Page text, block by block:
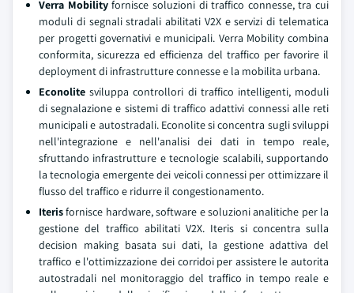
Verra Mobilityfornisce soluzioni di traffico connesse, tra cui
moduli di segnali stradali abilitati V2X e servizi di telematica
per progetti governativi e municipali. Verra Mobility combina
conformita, sicurezza ed efficienza del traffico per favorire il
deployment di infrastrutture connesse e la mobilita urbana.
Econolite sviluppa controllori di traffico intelligenti, moduli
di segnalazione e sistemi di traffico adattivi connessi alle reti
municipali e autostradali. Econolite si concentra sugli sviluppi
nell'integrazione e nell'analisi dei dati in tempo reale,
sfruttando infrastrutture e tecnologie scalabili, supportando
la tecnologia emergente dei veicoli connessi per ottimizzare il
flusso del traffico e ridurre il congestionamento.
Iterisfornisce hardware, software e soluzioni analitiche per la
gestione del traffico abilitati V2X. Iteris si concentra sulla
decision making basata sui dati, la gestione adattiva del
traffico e l'ottimizzazione dei corridoi per assistere le autorita
autostradali nel monitoraggio del traffico in tempo reale e